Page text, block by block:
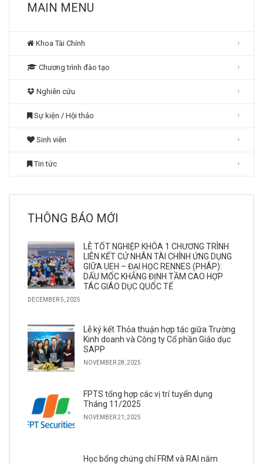
MAIN MENU
Khoa Tài Chính
Chương trình đào tạo
Nghiên cứu
Sự kiện / Hội thảo
Sinh viên
Tin tức
THÔNG BÁO MỚI
LỄ TỐT NGHIỆP KHÓA 1 CHƯƠNG TRÌNH
LIÊN KẾT CỬ NHÂN TÀI CHÍNH ỨNG DỤNG
GIỮA UEH – ĐẠI HỌC RENNES (PHÁP):
DẤU MỐC KHẲNG ĐỊNH TẦM CAO HỢP
TÁC GIÁO DỤC QUỐC TẾ
DECEMBER 5, 2025
Lễ ký kết Thỏa thuận hợp tác giữa Trường
Kinh doanh và Công ty Cổ phần Giáo dục
SAPP
NOVEMBER 28, 2025
FPTS tổng hợp các vị trí tuyển dụng
Tháng 11/2025
NOVEMBER 21, 2025
Học bổng chứng chỉ FRM và RAI năm